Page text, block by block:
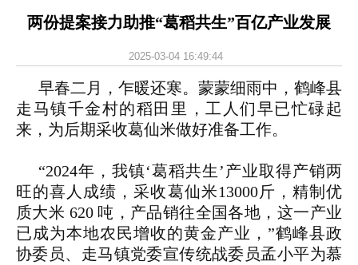
两份提案接力助推“葛稻共生”百亿产业发展
2025-03-04 16:49:44
早春二月，乍暖还寒。蒙蒙细雨中，鹤峰县
走马镇千金村的稻田里，工人们早已忙碌起
来，为后期采收葛仙米做好准备工作。
“2024年，我镇‘葛稻共生’产业取得产销两
旺的喜人成绩，采收葛仙米13000斤，精制优
质大米 620 吨，产品销往全国各地，这一产业
已成为本地农民增收的黄金产业，”鹤峰县政
协委员、走马镇党委宣传统战委员孟小平为慕